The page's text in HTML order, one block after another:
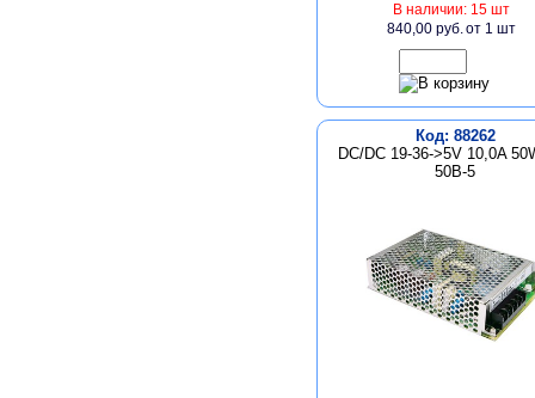
В наличии: 15 шт
840,00 руб.от 1 шт
Код: 88262
DC/DC 19-36->5V 10,0A
50B-5